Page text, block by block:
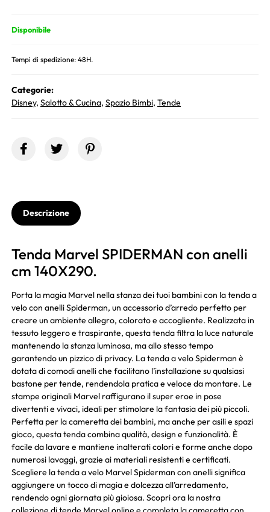
Disponibile
Tempi di spedizione: 48H.
Categorie:
Disney, Salotto & Cucina, Spazio Bimbi, Tende
Descrizione
Tenda Marvel SPIDERMAN con anelli
cm 140X290.
Porta la magia Marvel nella stanza dei tuoi bambini con la tenda a
velo con anelli Spiderman, un accessorio d’arredo perfetto per
creare un ambiente allegro, colorato e accogliente. Realizzata in
tessuto leggero e traspirante, questa tenda filtra la luce naturale
mantenendo la stanza luminosa, ma allo stesso tempo
garantendo un pizzico di privacy. La tenda a velo Spiderman è
dotata di comodi anelli che facilitano l’installazione su qualsiasi
bastone per tende, rendendola pratica e veloce da montare. Le
stampe originali Marvel raffigurano il super eroe in pose
divertenti e vivaci, ideali per stimolare la fantasia dei più piccoli.
Perfetta per la cameretta dei bambini, ma anche per asili e spazi
gioco, questa tenda combina qualità, design e funzionalità. È
facile da lavare e mantiene inalterati colori e forme anche dopo
numerosi lavaggi, grazie ai materiali resistenti e certificati.
Scegliere la tenda a velo Marvel Spiderman con anelli significa
aggiungere un tocco di magia e dolcezza all’arredamento,
rendendo ogni giornata più gioiosa. Scopri ora la nostra